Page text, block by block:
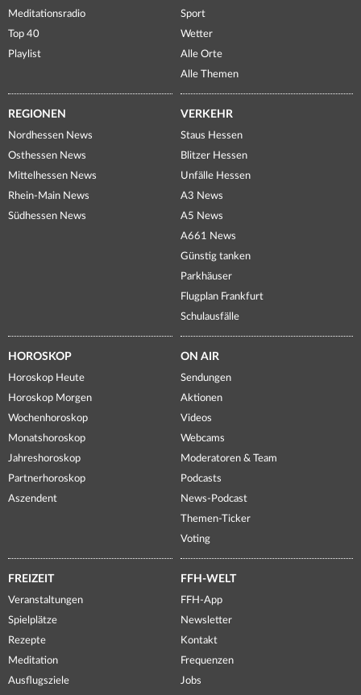
Meditationsradio
Top 40
Playlist
Sport
Wetter
Alle Orte
Alle Themen
REGIONEN
Nordhessen News
Osthessen News
Mittelhessen News
Rhein-Main News
Südhessen News
VERKEHR
Staus Hessen
Blitzer Hessen
Unfälle Hessen
A3 News
A5 News
A661 News
Günstig tanken
Parkhäuser
Flugplan Frankfurt
Schulausfälle
HOROSKOP
Horoskop Heute
Horoskop Morgen
Wochenhoroskop
Monatshoroskop
Jahreshoroskop
Partnerhoroskop
Aszendent
ON AIR
Sendungen
Aktionen
Videos
Webcams
Moderatoren & Team
Podcasts
News-Podcast
Themen-Ticker
Voting
FREIZEIT
Veranstaltungen
Spielplätze
Rezepte
Meditation
Ausflugsziele
FFH-WELT
FFH-App
Newsletter
Kontakt
Frequenzen
Jobs